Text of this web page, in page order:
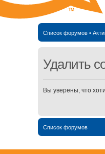
Список форумов•
Удалить
Вы уверены, что
Список форумов